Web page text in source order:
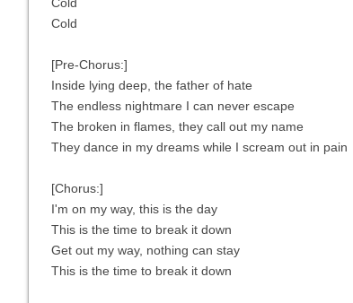
Cold
[Pre-Chorus:]
Inside lying deep, the father of hate
The endless nightmare I can never escape
The broken in flames, they call out my name
They dance in my dreams while I scream out in pain
[Chorus:]
I'm on my way, this is the day
This is the time to break it down
Get out my way, nothing can stay
This is the time to break it down